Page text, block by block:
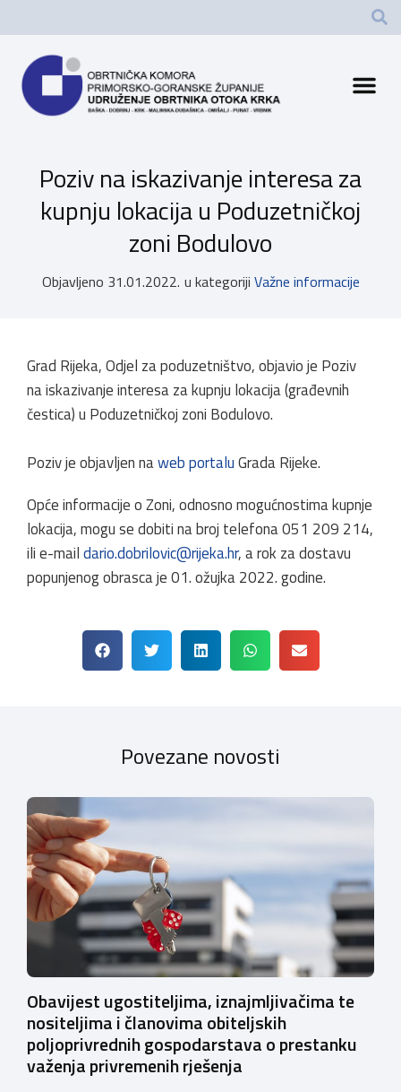
Poziv na iskazivanje interesa za
kupnju lokacija u Poduzetničkoj
zoni Bodulovo
Objavljeno 31.01.2022. u kategoriji Važne informacije
Grad Rijeka, Odjel za poduzetništvo, objavio je Poziv
na iskazivanje interesa za kupnju lokacija (građevnih
čestica) u Poduzetničkoj zoni Bodulovo.
Poziv je objavljen naweb portaluGrada Rijeke.
Opće informacije o Zoni, odnosno mogućnostima kupnje
lokacija, mogu se dobiti na broj telefona 051 209 214,
ili e-maildario.dobrilovic@rijeka.hr, a rok za dostavu
popunjenog obrasca je 01. ožujka 2022. godine.
Povezane novosti
Obavijest ugostiteljima, iznajmljivačima te
nositeljima i članovima obiteljskih
poljoprivrednih gospodarstava o prestanku
važenja privremenih rješenja